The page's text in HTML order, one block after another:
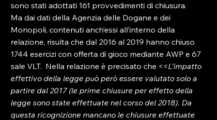
sono stati adottati 161 provvedimenti di chiusura.
Ma dai dati della Agenzia delle Dogane e dei
Monopoli, contenuti anch’essi all’interno della
relazione, risulta che dal 2016 al 2019 hanno chiuso
1744 esercizi con offerta di gioco mediante AWP e 67
sale VLT.  Nella relazione è precisato che <<L’impatto
effettivo della legge può però essere valutato solo a
partire dal 2017 (le prime chiusure per effetto della
legge sono state effettuate nel corso del 2018). Da
questa ricognizione mancano le chiusure effettuate